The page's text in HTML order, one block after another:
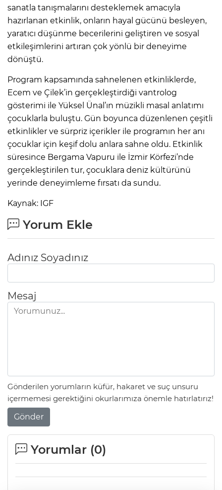
sanatla tanışmalarını desteklemek amacıyla
hazırlanan etkinlik, onların hayal gücünü besleyen,
yaratıcı düşünme becerilerini geliştiren ve sosyal
etkileşimlerini artıran çok yönlü bir deneyime
dönüştü.
Program kapsamında sahnelenen etkinliklerde,
Ecem ve Çilek’in gerçekleştirdiği vantrolog
gösterimi ile Yüksel Ünal’ın müzikli masal anlatımı
çocuklarla buluştu. Gün boyunca düzenlenen çeşitli
etkinlikler ve sürpriz içerikler ile programın her anı
çocuklar için keşif dolu anlara sahne oldu. Etkinlik
süresince Bergama Vapuru ile İzmir Körfezi’nde
gerçekleştirilen tur, çocuklara deniz kültürünü
yerinde deneyimleme fırsatı da sundu.
Kaynak: IGF
Yorum Ekle
Adınız Soyadınız
Mesaj
Gönderilen yorumların küfür, hakaret ve suç unsuru
içermemesi gerektiğini okurlarımıza önemle hatırlatırız!
Gönder
Yorumlar (0)